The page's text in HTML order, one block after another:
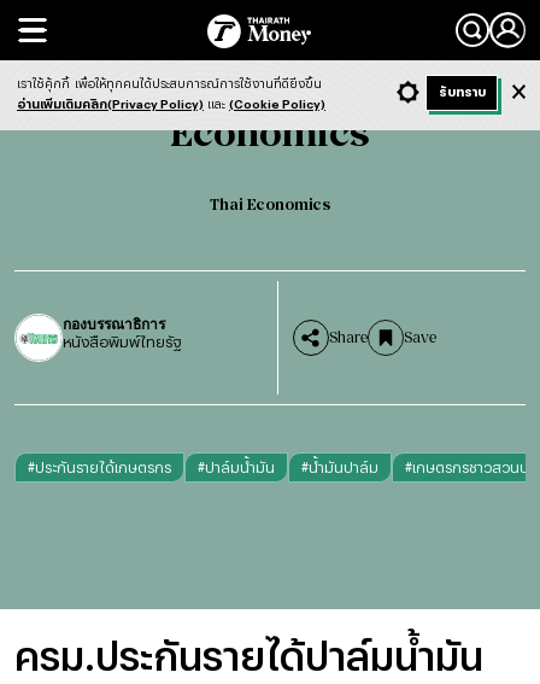
Search
Economics Thai Economics
Economics
Thai Economics
กองบรรณาธิการ
หนังสือพิมพ์ไทยรัฐ Share Save
#ประกันรายได้เกษตรกร #ปาล์มน้ำมัน #น้ำมันปาล์ม #เกษตรกรชาวสวนป
ครม.ประกันรายได้ปาล์มน้ำมัน
- ก + ก Dark ฟังข่าว
เราใช้คุ้กกี้ เพื่อให้ทุกคนได้ประสบการณ์การใช้งานที่ดียิ่งขึ้น
อ่านเพิ่มเติมคลิก(Privacy Policy) และ (Cookie Policy)
รับทราบ